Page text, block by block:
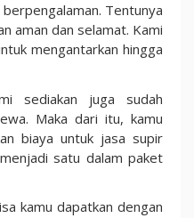
Tentunya
aman dan selamat. Kami
mengantarkan hingga
sediakan juga sudah
Maka dari itu, kamu
biaya untuk jasa supir
satu dalam paket
kamu dapatkan dengan